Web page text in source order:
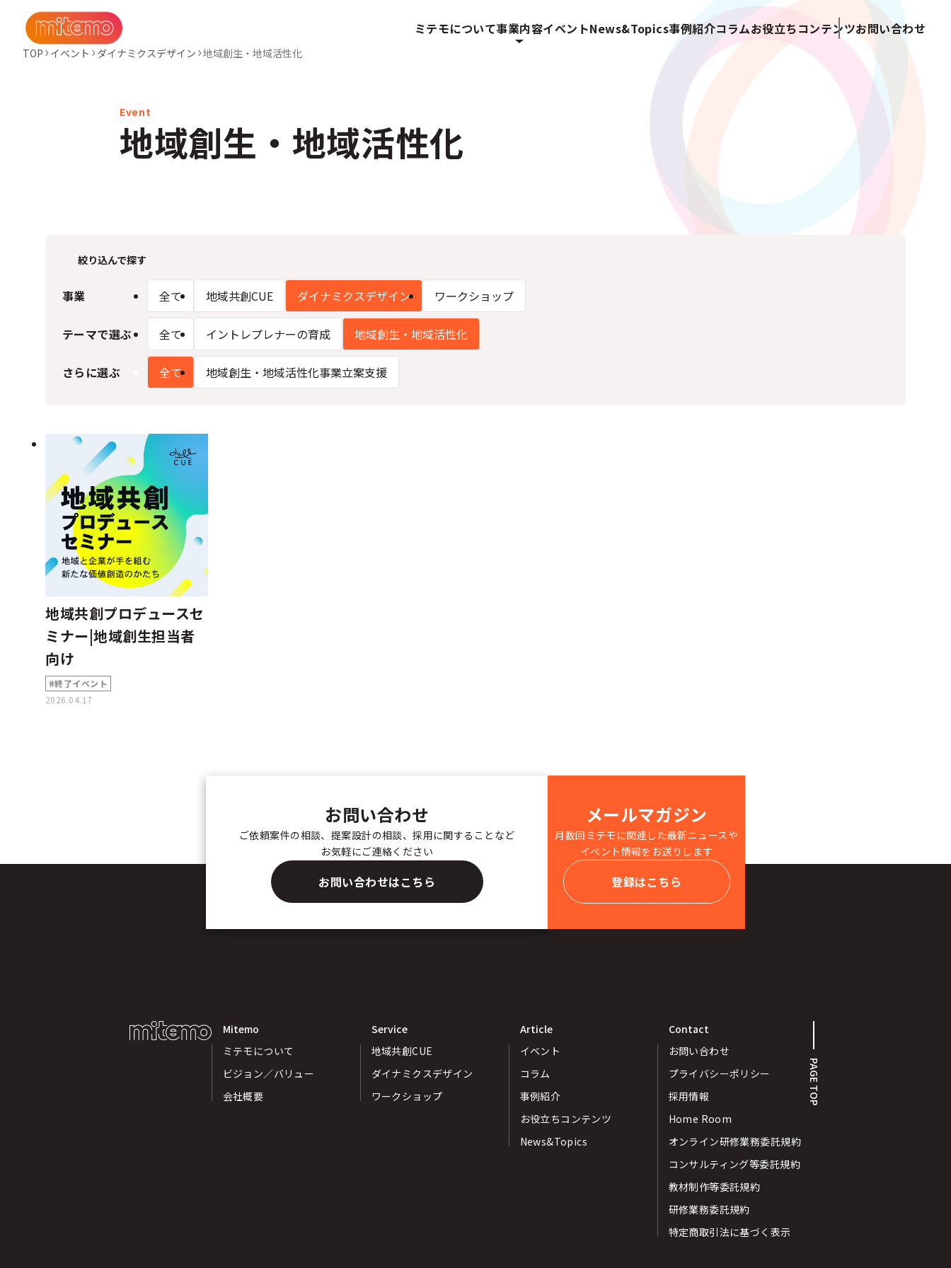
ミテモについて事業内容イベントNews&Topics事例紹介コラムお役立ちコンテンツお問い合わせ
TOP イベント ダイナミクスデザイン 地域創生・地域活性化
地域創生・地域活性化
絞り込んで探す
事業 全て 地域共創CUE ダイナミクスデザイン ワークショップ
テーマで選ぶ 全て イントレプレナーの育成 地域創生・地域活性化
さらに選ぶ 全て 地域創生・地域活性化事業立案支援
地域共創プロデュースセ
ミナー|地域創生担当者
向け
#終了イベント
2026.04.17
お問い合わせ
ご依頼案件の相談、提案設計の相談、採用に関することなど
お気軽にご連絡ください
お問い合わせはこちら
メールマガジン
月数回ミテモに関連した最新ニュースや
イベント情報をお送りします
登録はこちら
Mitemo
ミテモについて
ビジョン／バリュー
会社概要
Service
地域共創CUE
ダイナミクスデザイン
ワークショップ
Article
イベント
コラム
事例紹介
お役立ちコンテンツ
News&Topics
Contact
お問い合わせ
プライバシーポリシー
採用情報
Home Room
オンライン研修業務委託規約
コンサルティング等委託規約
教材制作等委託規約
研修業務委託規約
特定商取引法に基づく表示
PAGE TOP